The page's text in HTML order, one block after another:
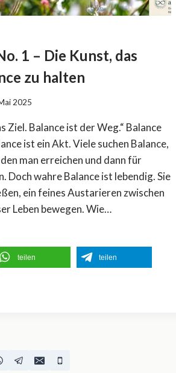
1 – Die Kunst, das
zu halten
2025
Ziel. Balance ist der Weg.“ Balance
ist ein Akt. Viele suchen Balance,
man erreichen und dann für
Doch wahre Balance ist lebendig. Sie
ein feines Austarieren zwischen
Leben bewegen. Wie…
teilen teilen